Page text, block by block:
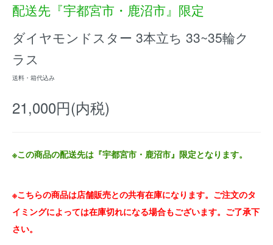
配送先『宇都宮市・鹿沼市』限定
ダイヤモンドスター 3本立ち 33~35輪ク
ラス
送料・箱代込み
21,000円(内税)
※この商品の配送先は『宇都宮市・鹿沼市』限定となります。
※こちらの商品は店舗販売との共有在庫になります。ご注文のタ
イミングによっては在庫切れになる場合もございます。ご了承下
さい。